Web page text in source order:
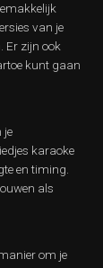
van je
Er zijn ook
kunt gaan
je
karaoke
en timing.
als
om je